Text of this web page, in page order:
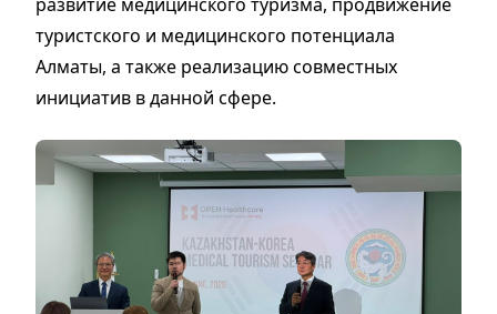
туристского и медицинского потенциала
Алматы, а также реализацию совместных
инициатив в данной сфере.